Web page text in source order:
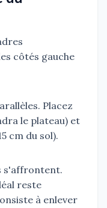
côtés gauche
Placez
le plateau) et
cm du sol).
s'affrontent.
reste
à enlever